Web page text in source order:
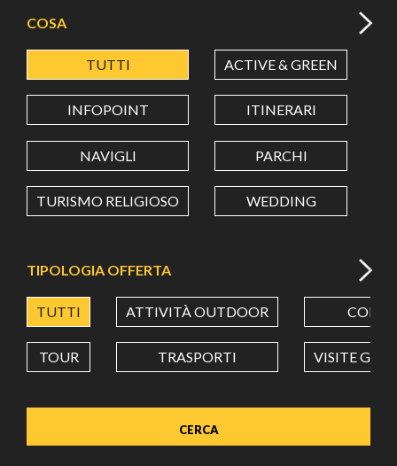
LATITUDINE
LONGITUDINE
Value in decimal degrees. Use dot (.) as decimal separator.
COSA
TUTTI ACTIVE & GREEN
INFOPOINT ITINERARI
NAVIGLI PARCHI
TURISMO RELIGIOSO WEDDING
TIPOLOGIA OFFERTA
TUTTI ATTIVITÀ OUTDOOR CORSI
TOUR TRASPORTI VISITE